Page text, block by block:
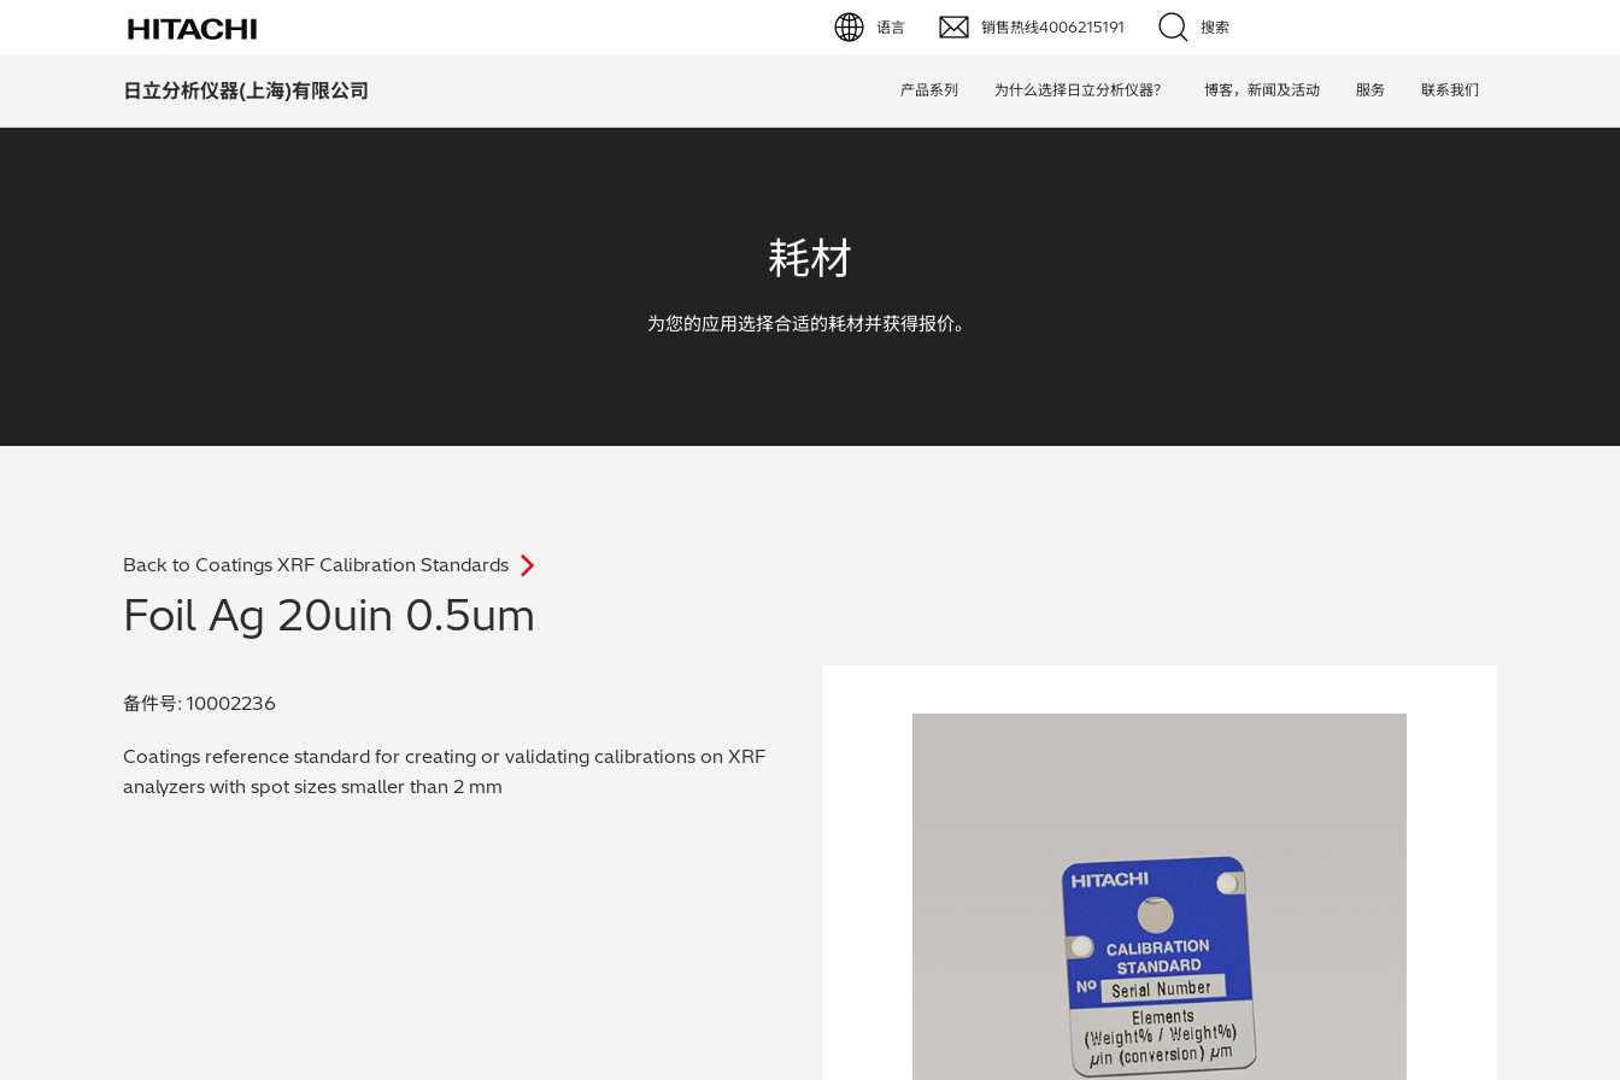
语言
English (EN)
销售热线4006215191 搜索
日立分析仪器(上海)有限公司 产品系列 为什么选择日立分析仪器？ 博客，新闻及活动 服务 联系我们
耗材
为您的应用选择合适的耗材并获得报价。
Back to Coatings XRF Calibration Standards
Foil Ag 20uin 0.5um
备件号: 10002236
Coatings reference standard for creating or validating calibrations on XRF
analyzers with spot sizes smaller than 2 mm